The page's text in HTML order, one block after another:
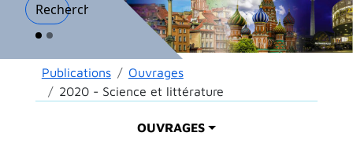
Recherche
Fil d'Ariane
Publications
Ouvrages
2020 - Science et littérature
OUVRAGES